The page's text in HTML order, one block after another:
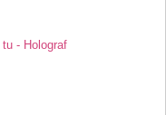
- Holograf